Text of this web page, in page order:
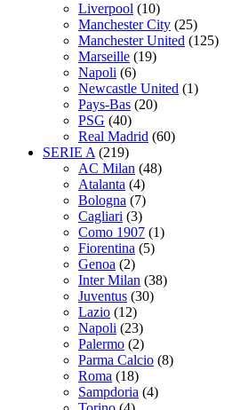
Liverpool (10)
Manchester City (25)
Manchester United (125)
Marseille (19)
Napoli (6)
Newcastle United (1)
Pays-Bas (20)
PSG (40)
Real Madrid (60)
SERIE A (219)
AC Milan (48)
Atalanta (4)
Bologna (7)
Cagliari (3)
Como 1907 (1)
Fiorentina (5)
Genoa (2)
Inter Milan (38)
Juventus (30)
Lazio (12)
Napoli (23)
Palermo (2)
Parma Calcio (8)
Roma (18)
Sampdoria (4)